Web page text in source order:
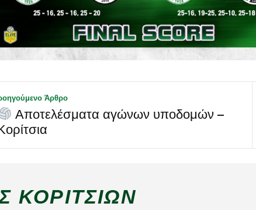
Άρθρο
Αποτελέσματα αγώνων υποδομών –
ΚΟΡΙΤΣΙΏΝ